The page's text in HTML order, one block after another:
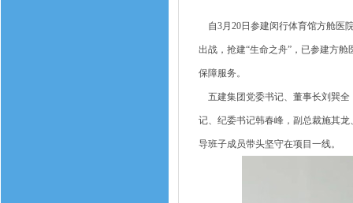
自3月20日参建闵行体育馆方舱医
出战，抢建“生命之舟”，已参建方
保障服务。
五建集团党委书记、董事长刘巽全
记、纪委书记韩春峰，副总裁施其
导班子成员带头坚守在项目一线。